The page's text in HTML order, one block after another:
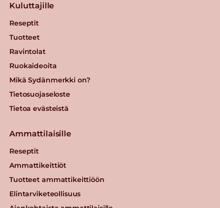
Kuluttajille
Reseptit
Tuotteet
Ravintolat
Ruokaideoita
Mikä Sydänmerkki on?
Tietosuojaseloste
Tietoa evästeistä
Ammattilaisille
Reseptit
Ammattikeittiöt
Tuotteet ammattikeittiöön
Elintarviketeollisuus